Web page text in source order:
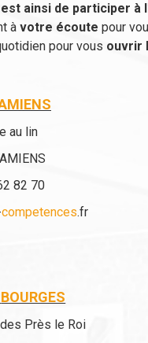
ainsi de participer
à votre écoute pour
pour vous ouvrir
au lin
82 70
competences.fr
BOURGES
Près le Roi